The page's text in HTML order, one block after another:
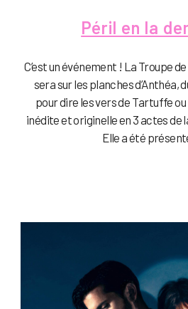
Péril en la
C’est un événement ! La Troupe
sera sur les planches d’Anthéa,
pour dire les vers de Tartuffe
inédite et originelle en 3 actes de
Elle a été